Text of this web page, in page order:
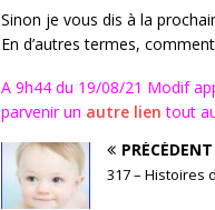
Sinon je vous dis à la
En d’autres termes,
A 9h44 du 19/08/21 Modif
parvenir un autre lien tout
PRÉCÉDENT
317 – Histoires